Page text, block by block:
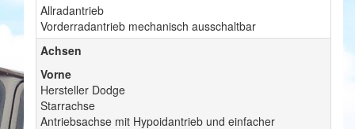
Allradantrieb
Vorderradantrieb mechanisch ausschaltbar
Achsen
Vorne
Hersteller Dodge
Starrachse
Antriebsachse mit Hypoidantrieb und einfacher